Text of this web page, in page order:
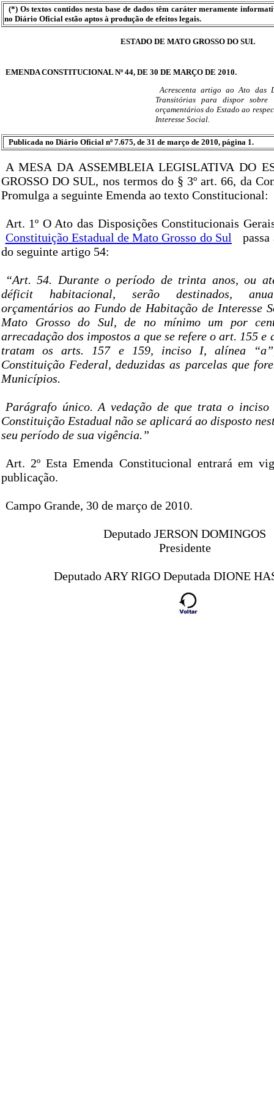
(*) Os textos contidos nesta base de dados têm caráter meramente
no Diário Oficial estão aptos à produção de efeitos legais.
ESTADO DE MATO GROSSO DO SUL
EMENDA CONSTITUCIONAL Nº 44, DE 30 DE MARÇO DE 2010.
Acrescenta artigo ao Ato das
Transitórias para dispor
orçamentários do Estado ao
Interesse Social.
Publicada no Diário Oficial nº 7.675, de 31 de março de 2010, página 1.
A MESA DA ASSEMBLEIA LEGISLATIVA DO
GROSSO DO SUL, nos termos do § 3º art. 66, da
Promulga a seguinte Emenda ao texto Constitucional:
Art. 1º O Ato das Disposições Constitucionais
Constituição Estadual de Mato Grosso do Sul
do seguinte artigo 54:
“Art. 54. Durante o período de trinta anos, ou
déficit habitacional, serão destinados,
orçamentários ao Fundo de Habitação de Interesse
Mato Grosso do Sul, de no mínimo um por
arrecadação dos impostos a que se refere o art. 155 e
tratam os arts. 157 e 159, inciso I, alínea
Constituição Federal, deduzidas as parcelas que
Municípios.
Parágrafo único. A vedação de que trata o
Constituição Estadual não se aplicará ao disposto
seu período de sua vigência.”
Art. 2º Esta Emenda Constitucional entrará em
publicação.
Campo Grande, 30 de março de 2010.
Deputado JERSON DOMINGOS
Presidente
Deputado ARY RIGO Deputada DIONE